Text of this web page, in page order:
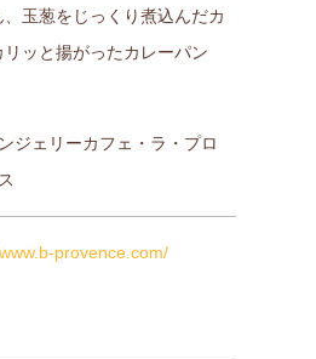
玉葱をじっくり煮込んだカ
ッと揚がったカレーパン
ジェリーカフェ・ラ・プロ
provence.com/